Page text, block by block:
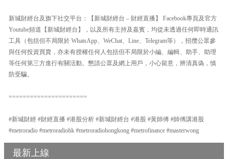
新城財經台及旗下社交平台：【新城財經台 – 財經直播】 Facebook專頁及官方
Youtube頻道【新城財經台】，以及所有主持及嘉賓，均從未透過任何即時通訊
工具（包括但不局限於 WhatsApp、WeChat、Line、Telegram等），招攬公眾參
與任何投資買賣，亦未有授權任何人包括但不局限於小編、編輯、助手、助理
等任何第三方進行有關活動。懇請公眾及網上用戶，小心留意，辨清真偽，慎
防受騙。
======================
#新城財經 #財經直播 #港股分析 #新城財經台 #港股 #黃師傅 #師傅講港股
#metroradio #metroradiohk #metroradiohongkong #metrofinance #masterwong
最新上線